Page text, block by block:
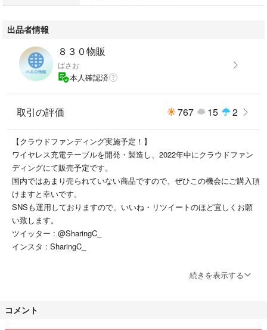
出品者情報
８３０物販
ばさお
本人確認済
取引の評価 767 15 2
【クラウドファンディング実施予定！】
ワイヤレス充電テーブルを開発・製造し、2022年中にクラウドファン
ディングにて販売予定です。
国内ではあまり売られていない商品ですので、ぜひこの機会にご購入頂
けますと幸いです。
SNSも運用しておりますので、いいね・リツイートのほど宜しくお願
い致します。
ツイッター : @SharingC_
インスタ : SharingC_
可能な限り最安値で取引をおこなう
続きを表示する
コメント